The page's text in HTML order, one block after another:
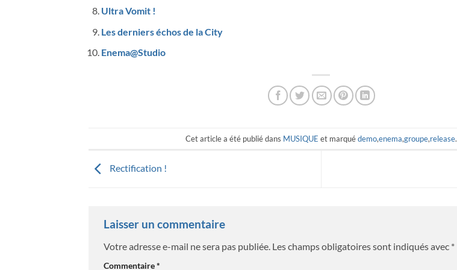
Ultra Vomit !
Les derniers échos de la City
Enema@Studio
Cet article a été publié dans MUSIQUE et marquédemo,enema,groupe,release.
Rectification !
Laisser un commentaire
Votre adresse e-mail ne sera pas publiée. Les champs obligatoires sont indiqués avec *
Commentaire*